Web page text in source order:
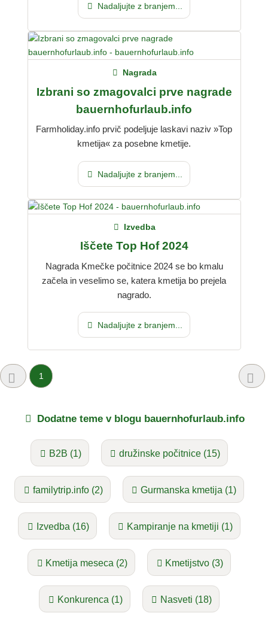
Nadaljujte z branjem...
Izbrani so zmagovalci prve nagrade
bauernhofurlaub.info
Nagrada
Farmholiday.info prvič podeljuje laskavi naziv »Top
kmetija« za posebne kmetije.
Nadaljujte z branjem...
Iščete Top Hof 2024
Izvedba
Nagrada Kmečke počitnice 2024 se bo kmalu
začela in veselimo se, katera kmetija bo prejela
nagrado.
Nadaljujte z branjem...
1
Dodatne teme v blogu bauernhofurlaub.info
B2B (1) družinske počitnice (15)
familytrip.info (2) Gurmanska kmetija (1)
Izvedba (16) Kampiranje na kmetiji (1)
Kmetija meseca (2) Kmetijstvo (3)
Konkurenca (1) Nasveti (18)